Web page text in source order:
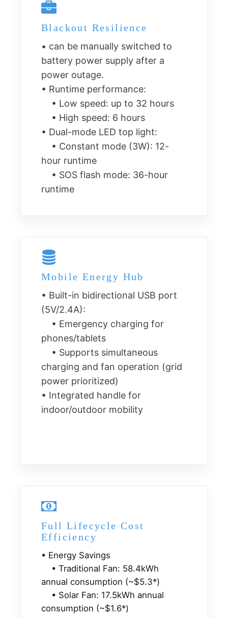
Blackout Resilience
• can be manually switched to
battery power supply after a
power outage.
• Runtime performance:
• Low speed: up to 32 hours
• High speed: 6 hours
• Dual-mode LED top light:
• Constant mode (3W): 12-
hour runtime
• SOS flash mode: 36-hour
runtime
Mobile Energy Hub
• Built-in bidirectional USB port
(5V/2.4A):
• Emergency charging for
phones/tablets
• Supports simultaneous
charging and fan operation (grid
power prioritized)
• Integrated handle for
indoor/outdoor mobility
Full Lifecycle Cost
Efficiency
• Energy Savings
• Traditional Fan: 58.4kWh
annual consumption (~$5.3*)
• Solar Fan: 17.5kWh annual
consumption (~$1.6*)